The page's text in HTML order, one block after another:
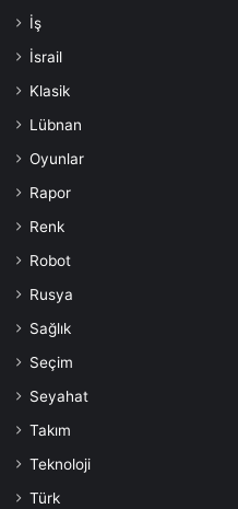
İş
İsrail
Klasik
Lübnan
Oyunlar
Rapor
Renk
Robot
Rusya
Sağlık
Seçim
Seyahat
Takım
Teknoloji
Türk